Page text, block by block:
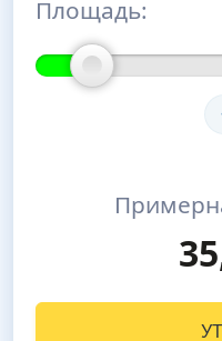
Площадь: